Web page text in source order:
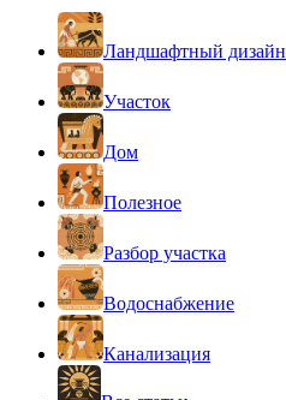
Ландшафтный дизайн
Участок
Дом
Полезное
Разбор участка
Водоснабжение
Канализация